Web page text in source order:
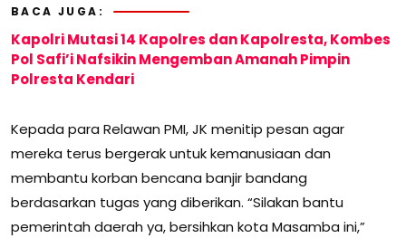
BACA JUGA:
Kapolri Mutasi 14 Kapolres dan Kapolresta, Kombes
Pol Safi’i Nafsikin Mengemban Amanah Pimpin
Polresta Kendari
Kepada para Relawan PMI, JK menitip pesan agar
mereka terus bergerak untuk kemanusiaan dan
membantu korban bencana banjir bandang
berdasarkan tugas yang diberikan. “Silakan bantu
pemerintah daerah ya, bersihkan kota Masamba ini,”